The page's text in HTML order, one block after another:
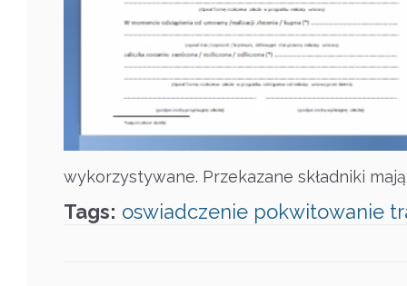
wykorzystywane. Przekazane składniki
Tags: oswiadczenie pokwitowanie